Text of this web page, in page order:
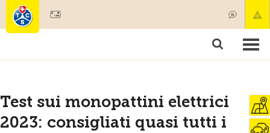
Societariato & prestazioni
Test sui monopattini elettrici
2023: consigliati quasi tutti i